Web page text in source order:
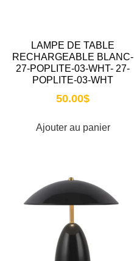
LAMPE DE TABLE
RECHARGEABLE BLANC-
27-POPLITE-03-WHT- 27-
POPLITE-03-WHT
50.00$
Ajouter au panier